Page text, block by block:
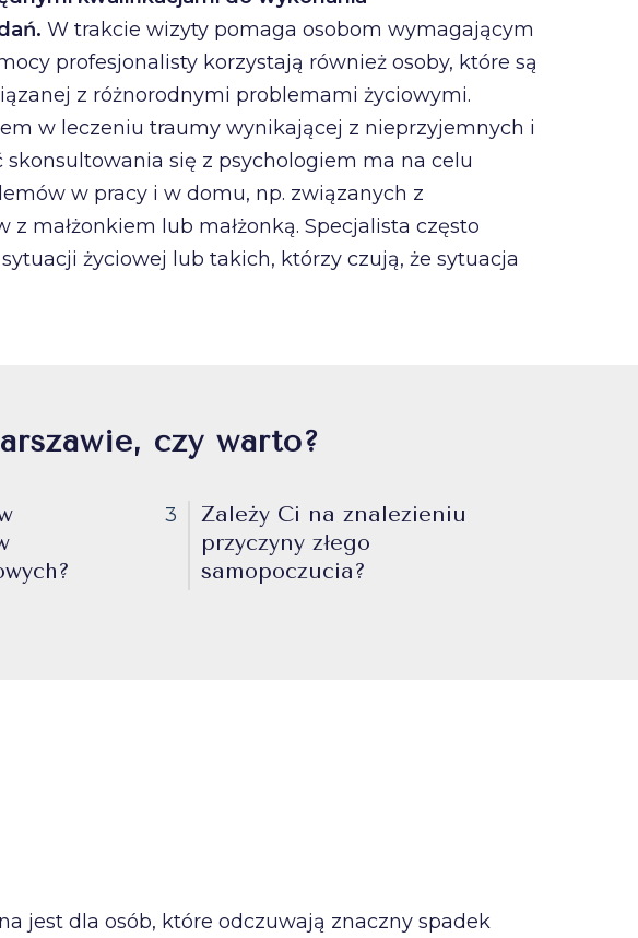
W trakcie wizyty pomaga osobom wymagającym
profesjonalisty korzystają również osoby, które są
z różnorodnymi problemami życiowymi.
w leczeniu traumy wynikającej z nieprzyjemnych i
się z psychologiem ma na celu
w pracy i w domu, np. związanych z
małżonkiem lub małżonką. Specjalista często
życiowej lub takich, którzy czują, że sytuacja
czy warto?
3
Zależy Ci na znalezieniu
przyczyny złego
samopoczucia?
jest dla osób, które odczuwają znaczny spadek